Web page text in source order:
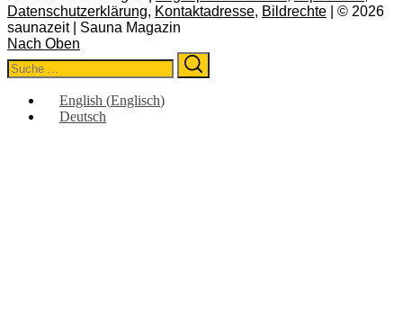
Datenschutzerklärung, Kontaktadresse, Bildrechte | © 2026
saunazeit | Sauna Magazin
Nach Oben
Search
for:
English (Englisch)
Deutsch